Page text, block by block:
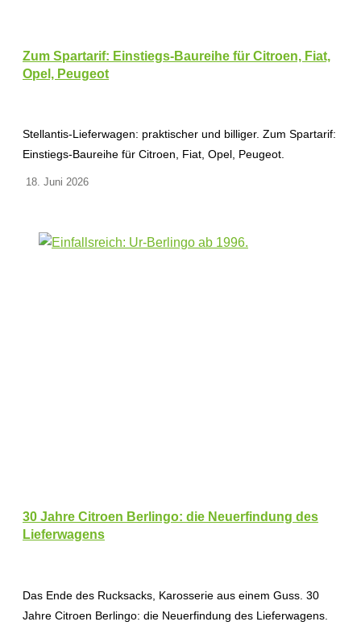
Zum Spartarif: Einstiegs-Baureihe für Citroen, Fiat,
Opel, Peugeot
Stellantis-Lieferwagen: praktischer und billiger. Zum Spartarif:
Einstiegs-Baureihe für Citroen, Fiat, Opel, Peugeot.
18. Juni 2026
30 Jahre Citroen Berlingo: die Neuerfindung des
Lieferwagens
Das Ende des Rucksacks, Karosserie aus einem Guss. 30
Jahre Citroen Berlingo: die Neuerfindung des Lieferwagens.